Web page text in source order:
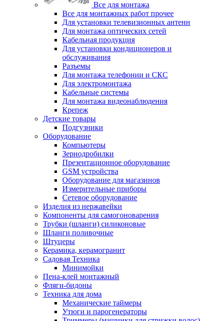
Все для монтажа
Все для монтажных работ прочее
Для установки телевизионных антенн
Для монтажа оптических сетей
Кабельная продукция
Для установки кондиционеров и
обслуживания
Разъемы
Для монтажа телефонии и СКС
Для электромонтажа
Кабельные системы
Для монтажа видеонаблюдения
Крепеж
Детские товары
Подгузники
Оборудование
Компьютеры
Зернодробилки
Презентационное оборудование
GSM устройства
Оборудование для магазинов
Измерительные приборы
Сетевое оборудование
Изделия из нержавейки
Компоненты для самогоноварения
Трубки (шланги) силиконовые
Шланги поливочные
Штуцеры
Керамика, керамогранит
Садовая Техника
Минимойки
Пена-клей монтажный
Фляги-бидоны
Техника для дома
Механические таймеры
Утюги и парогенераторы